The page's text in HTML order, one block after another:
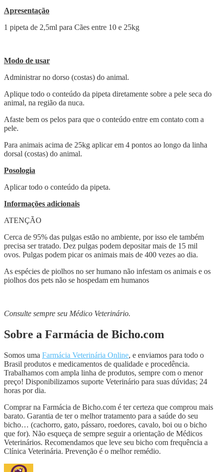
Apresentação
1 pipeta de 2,5ml para Cães entre 10 e 25kg
Modo de usar
Administrar no dorso (costas) do animal.
Aplique todo o conteúdo da pipeta diretamente sobre a pele seca do
animal, na região da nuca.
Afaste bem os pelos para que o conteúdo entre em contato com a
pele.
Para animais acima de 25kg aplicar em 4 pontos ao longo da linha
dorsal (costas) do animal.
Posologia
Aplicar todo o conteúdo da pipeta.
Informações adicionais
ATENÇÃO
Cerca de 95% das pulgas estão no ambiente, por isso ele também
precisa ser tratado. Dez pulgas podem depositar mais de 15 mil
ovos. Pulgas podem picar os animais mais de 400 vezes ao dia.
As espécies de piolhos no ser humano não infestam os animais e os
piolhos dos pets não se hospedam em humanos
Consulte sempre seu Médico Veterinário.
Sobre a Farmácia de Bicho.com
Somos uma Farmácia Veterinária Online, e enviamos para todo o
Brasil produtos e medicamentos de qualidade e procedência.
Trabalhamos com ampla linha de produtos, sempre com o menor
preço! Disponibilizamos suporte Veterinário para suas dúvidas; 24
horas por dia.
Comprar na Farmácia de Bicho.com é ter certeza que comprou mais
barato. Garantia de ter o melhor tratamento para a saúde do seu
bicho… (cachorro, gato, pássaro, roedores, cavalo, boi ou o bicho
que for). Não esqueça de sempre seguir a orientação de Médicos
Veterinários. Recomendamos que leve seu bicho com frequência a
Clínica Veterinária. Prevenção é o melhor remédio.